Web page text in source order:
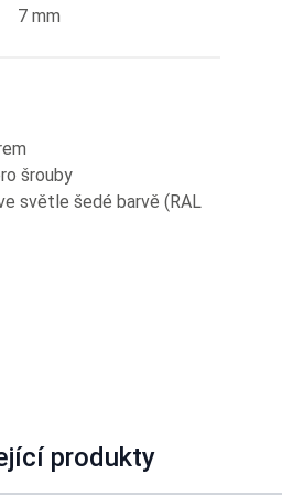
7 mm
šrouby
světle šedé barvě (RAL
produkty